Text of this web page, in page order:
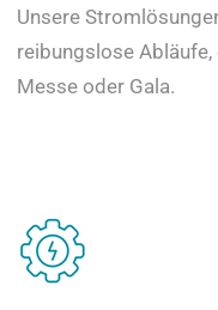
Unsere
reibungslose Abläufe,
Messe oder Gala.